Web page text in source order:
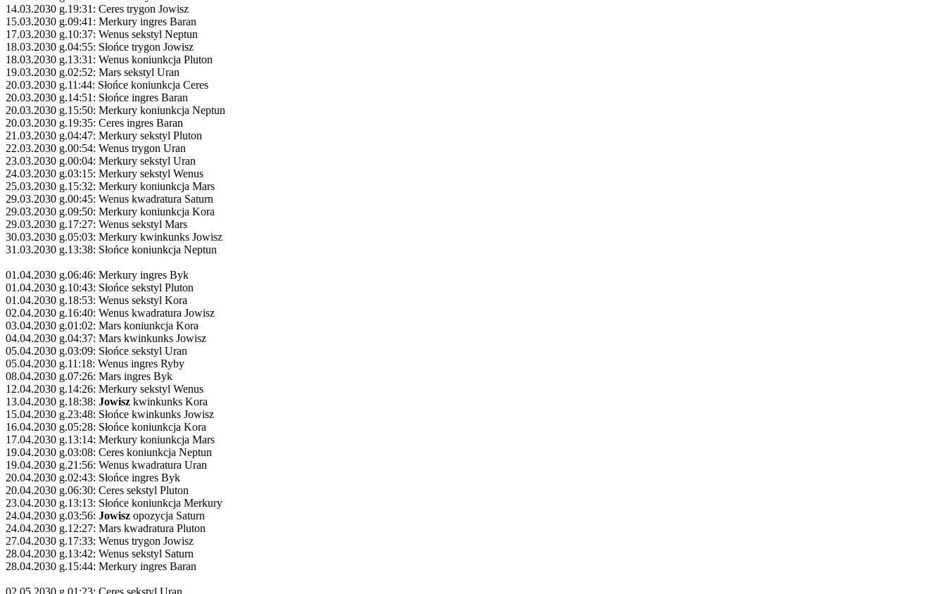
14.03.2030 g.19:31: Ceres trygon Jowisz
15.03.2030 g.09:41: Merkury ingres Baran
17.03.2030 g.10:37: Wenus sekstyl Neptun
18.03.2030 g.04:55: Słońce trygon Jowisz
18.03.2030 g.13:31: Wenus koniunkcja Pluton
19.03.2030 g.02:52: Mars sekstyl Uran
20.03.2030 g.11:44: Słońce koniunkcja Ceres
20.03.2030 g.14:51: Słońce ingres Baran
20.03.2030 g.15:50: Merkury koniunkcja Neptun
20.03.2030 g.19:35: Ceres ingres Baran
21.03.2030 g.04:47: Merkury sekstyl Pluton
22.03.2030 g.00:54: Wenus trygon Uran
23.03.2030 g.00:04: Merkury sekstyl Uran
24.03.2030 g.03:15: Merkury sekstyl Wenus
25.03.2030 g.15:32: Merkury koniunkcja Mars
29.03.2030 g.00:45: Wenus kwadratura Saturn
29.03.2030 g.09:50: Merkury koniunkcja Kora
29.03.2030 g.17:27: Wenus sekstyl Mars
30.03.2030 g.05:03: Merkury kwinkunks Jowisz
31.03.2030 g.13:38: Słońce koniunkcja Neptun
01.04.2030 g.06:46: Merkury ingres Byk
01.04.2030 g.10:43: Słońce sekstyl Pluton
01.04.2030 g.18:53: Wenus sekstyl Kora
02.04.2030 g.16:40: Wenus kwadratura Jowisz
03.04.2030 g.01:02: Mars koniunkcja Kora
04.04.2030 g.04:37: Mars kwinkunks Jowisz
05.04.2030 g.03:09: Słońce sekstyl Uran
05.04.2030 g.11:18: Wenus ingres Ryby
08.04.2030 g.07:26: Mars ingres Byk
12.04.2030 g.14:26: Merkury sekstyl Wenus
13.04.2030 g.18:38: Jowisz kwinkunks Kora
15.04.2030 g.23:48: Słońce kwinkunks Jowisz
16.04.2030 g.05:28: Słońce koniunkcja Kora
17.04.2030 g.13:14: Merkury koniunkcja Mars
19.04.2030 g.03:08: Ceres koniunkcja Neptun
19.04.2030 g.21:56: Wenus kwadratura Uran
20.04.2030 g.02:43: Słońce ingres Byk
20.04.2030 g.06:30: Ceres sekstyl Pluton
23.04.2030 g.13:13: Słońce koniunkcja Merkury
24.04.2030 g.03:56: Jowisz opozycja Saturn
24.04.2030 g.12:27: Mars kwadratura Pluton
27.04.2030 g.17:33: Wenus trygon Jowisz
28.04.2030 g.13:42: Wenus sekstyl Saturn
28.04.2030 g.15:44: Merkury ingres Baran
02.05.2030 g.01:23: Ceres sekstyl Uran